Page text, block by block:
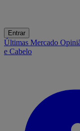
Entrar
Últimas Mercado
e Cabelo